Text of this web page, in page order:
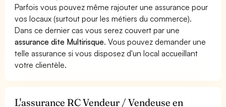
Parfois vous pouvez même rajouter une assurance pour
vos locaux (surtout pour les métiers du commerce).
Dans ce dernier cas vous serez couvert par une
assurance dite Multirisque. Vous pouvez demander une
telle assurance si vous disposez d'un local accueillant
votre clientèle.
L'assurance RC Vendeur / Vendeuse en